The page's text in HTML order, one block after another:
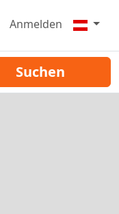
Anmelden
Suchen